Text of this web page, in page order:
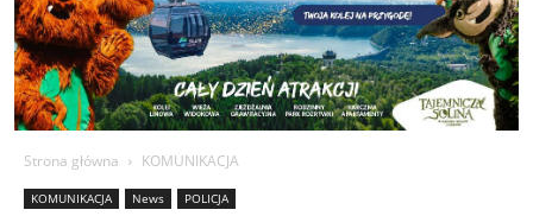
Strona główna KOMUNIKACJA
KOMUNIKACJA News POLICJA